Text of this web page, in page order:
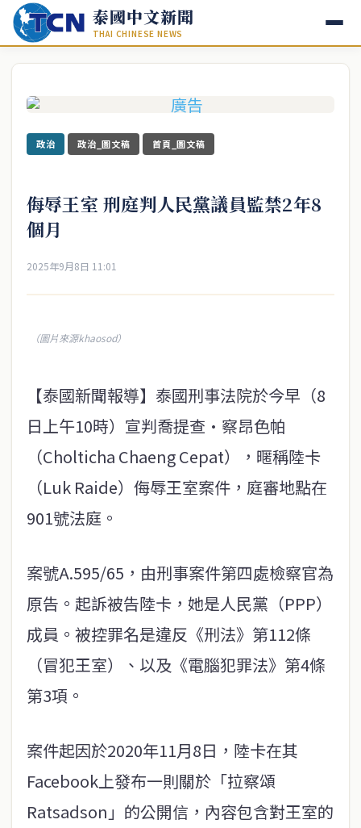
泰國中文新聞
THAI CHINESE NEWS
政治 政治_圖文稿 首頁_圖文稿
侮辱王室 刑庭判人民黨議員監禁2年8
個月
2025年9月8日 11:01
（圖片來源khaosod）
【泰國新聞報導】泰國刑事法院於今早（8
日上午10時）宣判喬提查·察昂色帕
（Cholticha Chaeng Cepat），暱稱陸卡
（Luk Raide）侮辱王室案件，庭審地點在
901號法庭。
案號A.595/65，由刑事案件第四處檢察官為
原告。起訴被告陸卡，她是人民黨（PPP）
成員。被控罪名是違反《刑法》第112條
（冒犯王室）、以及《電腦犯罪法》第4條
第3項。
案件起因於2020年11月8日，陸卡在其
Facebook上發布一則關於「拉察頌
Ratsadson」的公開信，內容包含對王室的